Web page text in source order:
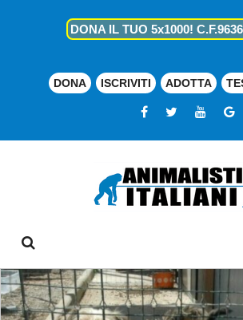
DONA IL TUO 5x1000!
DONA ISCRIVITI ADOTTA